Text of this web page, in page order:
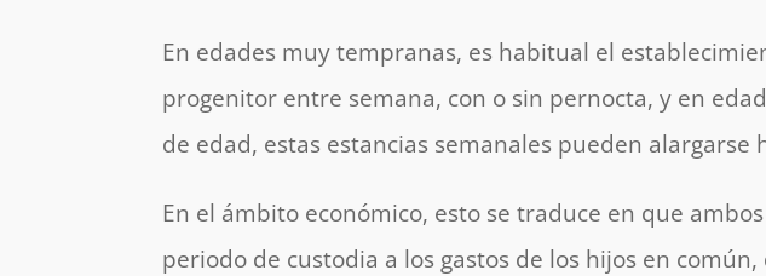
En edades muy tempranas, es habitual el
progenitor entre semana, con o sin pernocta, y en
de edad, estas estancias semanales pueden alargarse
En el ámbito económico, esto se traduce en que
periodo de custodia a los gastos de los hijos en